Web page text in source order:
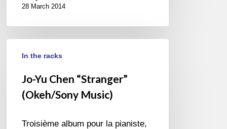
28 March 2014
“Stranger”
(Okeh/Sony
In the racks
Jo-Yu Chen “Stranger”
(Okeh/Sony Music)
Troisième album pour la pianiste,